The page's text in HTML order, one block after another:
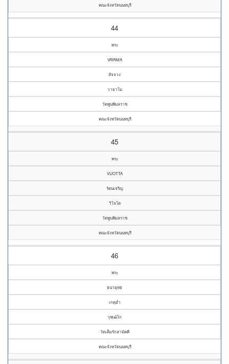
คณะจังหวัดนนทบุรี
44
พระ
VAYAMA
สัจจวง
วายาโม
วัดพูนพิมลราช
คณะจังหวัดนนทบุรี
45
พระ
VIJOTTA
รัตนเจริญ
วิโจโต
วัดพูนพิมลราช
คณะจังหวัดนนทบุรี
46
พระ
ธนายุทธ
เกตุอ่ำ
วุฑฺฒิโก
วัดเต็มรักสามัคคี
คณะจังหวัดนนทบุรี